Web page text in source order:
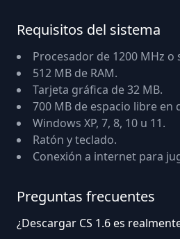
Requisitos del sistema
Procesador de 1200 MHz o
512 MB de RAM.
Tarjeta gráfica de 32 MB.
700 MB de espacio libre en
Windows XP, 7, 8, 10 u 11.
Ratón y teclado.
Conexión a internet para
Preguntas frecuentes
¿Descargar CS 1.6 es